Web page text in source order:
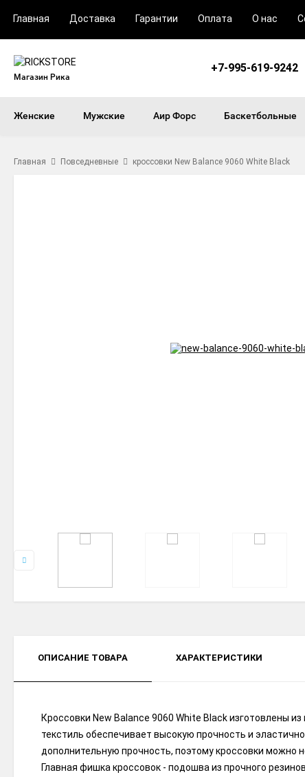
Главная Доставка Гарантии Оплата О нас
Магазин Рика
+7-995-619-9242
Женские Мужские Аир Форс Баскетбольные
Главная Повседневные кроссовки New Balance 9060 White Black
ОПИСАНИЕ ТОВАРА ХАРАКТЕРИСТИКИ
Кроссовки New Balance 9060 White Black изготовлены
текстиль обеспечивает высокую прочность и
дополнительную прочность, поэтому кроссовки можно
Главная фишка кроссовок - подошва из прочного